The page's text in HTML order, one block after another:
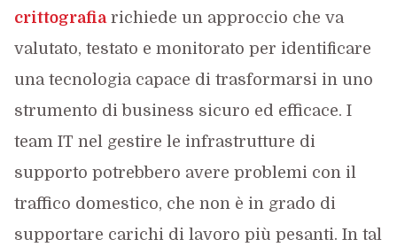
crittografiarichiede un approccio che va
valutato, testato e monitorato per identificare
una tecnologia capace di trasformarsi in uno
strumento di business sicuro ed efficace. I
team IT nel gestire le infrastrutture di
supporto potrebbero avere problemi con il
traffico domestico, che non è in grado di
supportare carichi di lavoro più pesanti. In tal